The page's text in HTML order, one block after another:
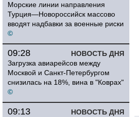
Морские линии направления
Турция—Новороссийск массово
вводят надбавки за военные риски
©
НОВОСТЬ ДНЯ
09:28
Загрузка авиарейсов между
Москвой и Санкт-Петербургом
снизилась на 18%, вина в "Коврах"
©
НОВОСТЬ ДНЯ
09:13